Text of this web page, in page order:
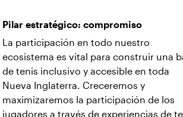
Pilar estratégico: compromiso
La participación en todo nuestro
ecosistema es vital para construir una
de tenis inclusivo y accesible en toda
Nueva Inglaterra. Creceremos y
maximizaremos la participación de los
jugadores a través de experiencias de